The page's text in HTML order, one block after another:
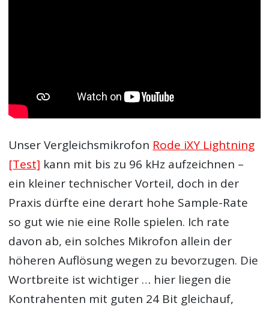
Unser Vergleichsmikrofon Rode iXY Lightning
[Test] kann mit bis zu 96 kHz aufzeichnen –
ein kleiner technischer Vorteil, doch in der
Praxis dürfte eine derart hohe Sample-Rate
so gut wie nie eine Rolle spielen. Ich rate
davon ab, ein solches Mikrofon allein der
höheren Auflösung wegen zu bevorzugen. Die
Wortbreite ist wichtiger … hier liegen die
Kontrahenten mit guten 24 Bit gleichauf,